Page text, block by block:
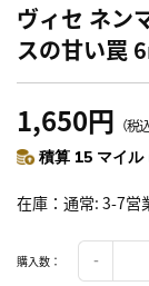
ヴィセ ネン
スの甘い罠
1,650円 （税
積算 15 マイル
在庫 通常: 3-7営
購入数：